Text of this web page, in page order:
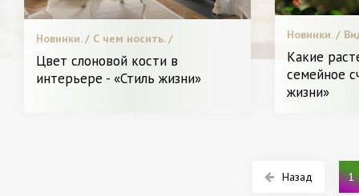
Новинки. / С чем носить. /
Пластическая хирургия / Видео. / Я и
Красота.
Цвет слоновой кости в
интерьере - «Стиль жизни»
Новинки. /
хирургия /
СТАТЬИ /
мода. /
Красота.
Какие
семейное
жизни»
Назад 1